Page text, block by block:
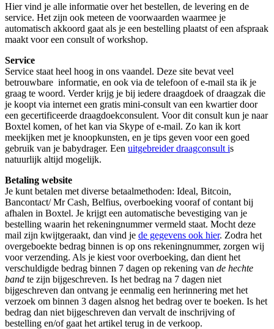
Hier vind je alle informatie over het bestellen, de levering en de
service. Het zijn ook meteen de voorwaarden waarmee je
automatisch akkoord gaat als je een bestelling plaatst of een afspraak
maakt voor een consult of workshop.
Service
Service staat heel hoog in ons vaandel. Deze site bevat veel
betrouwbare informatie, en ook via de telefoon of e-mail sta ik je
graag te woord. Verder krijg je bij iedere draagdoek of draagzak die
je koopt via internet een gratis mini-consult van een kwartier door
een gecertificeerde draagdoekconsulent. Voor dit consult kun je naar
Boxtel komen, of het kan via Skype of e-mail. Zo kan ik kort
meekijken met je knoopkunsten, en je tips geven voor een goed
gebruik van je babydrager. Een uitgebreider draagconsult is
natuurlijk altijd mogelijk.
Betaling website
Je kunt betalen met diverse betaalmethoden: Ideal, Bitcoin,
Bancontact/ Mr Cash, Belfius, overboeking vooraf of contant bij
afhalen in Boxtel. Je krijgt een automatische bevestiging van je
bestelling waarin het rekeningnummer vermeld staat. Mocht deze
mail zijn kwijtgeraakt, dan vind je de gegevens ook hier. Zodra het
overgeboekte bedrag binnen is op ons rekeningnummer, zorgen wij
voor verzending. Als je kiest voor overboeking, dan dient het
verschuldigde bedrag binnen 7 dagen op rekening van de hechte
band te zijn bijgeschreven. Is het bedrag na 7 dagen niet
bijgeschreven dan ontvang je eenmalig een herinnering met het
verzoek om binnen 3 dagen alsnog het bedrag over te boeken. Is het
bedrag dan niet bijgeschreven dan vervalt de inschrijving of
bestelling en/of gaat het artikel terug in de verkoop.